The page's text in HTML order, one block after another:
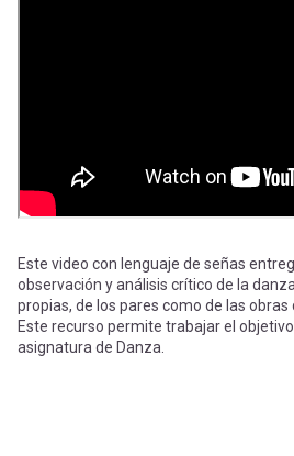
entrar
a
mi
Este video con lenguaje de señas
observación y análisis crítico de la
propias, de los pares como de las
Este recurso permite trabajar el
asignatura de Danza.